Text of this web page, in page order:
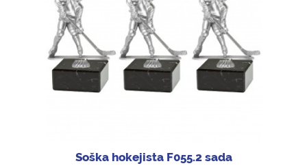
Soška hokejista F055.2 sada